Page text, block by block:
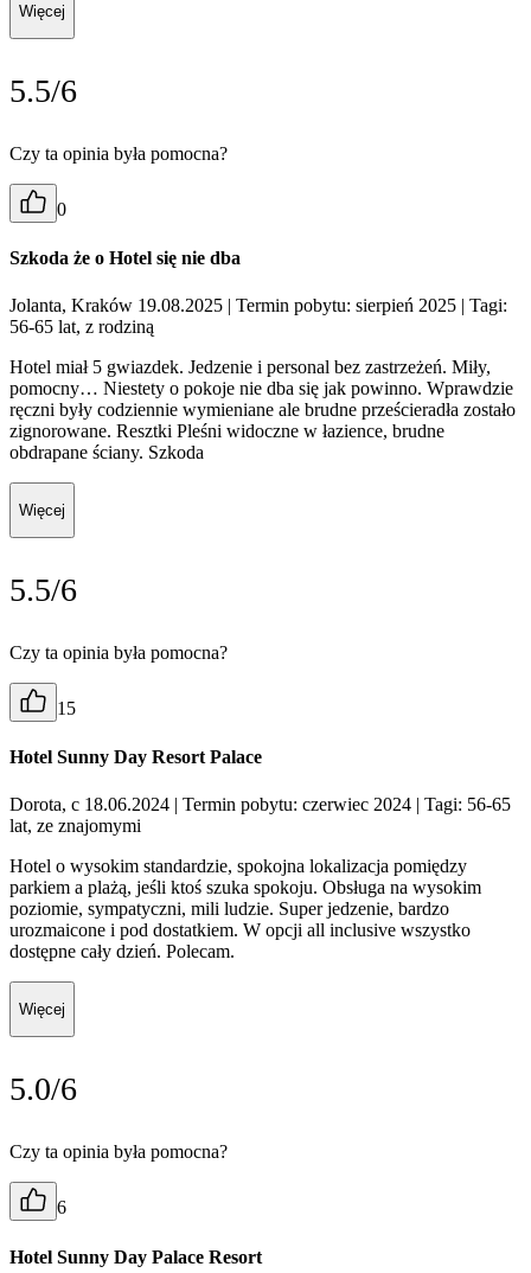
Więcej
5.5/6
Czy ta opinia była pomocna?
0
Szkoda że o Hotel się nie dba
Jolanta, Kraków 19.08.2025 | Termin pobytu: sierpień 2025 | Tagi:
56-65 lat, z rodziną
Hotel miał 5 gwiazdek. Jedzenie i personal bez zastrzeżeń. Miły,
pomocny… Niestety o pokoje nie dba się jak powinno. Wprawdzie
ręczni były codziennie wymieniane ale brudne prześcieradła zostało
zignorowane. Resztki Pleśni widoczne w łazience, brudne
obdrapane ściany. Szkoda
Więcej
5.5/6
Czy ta opinia była pomocna?
15
Hotel Sunny Day Resort Palace
Dorota, c 18.06.2024 | Termin pobytu: czerwiec 2024 | Tagi: 56-65
lat, ze znajomymi
Hotel o wysokim standardzie, spokojna lokalizacja pomiędzy
parkiem a plażą, jeśli ktoś szuka spokoju. Obsługa na wysokim
poziomie, sympatyczni, mili ludzie. Super jedzenie, bardzo
urozmaicone i pod dostatkiem. W opcji all inclusive wszystko
dostępne cały dzień. Polecam.
Więcej
5.0/6
Czy ta opinia była pomocna?
6
Hotel Sunny Day Palace Resort